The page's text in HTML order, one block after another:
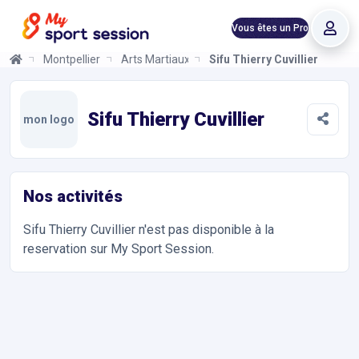
Vous êtes un Pro
Montpellier Arts Martiaux Sifu Thierry Cuvillier
mon logo Sifu Thierry Cuvillier
Nos activités
Sifu Thierry Cuvillier n'est pas disponible à la
reservation sur My Sport Session.